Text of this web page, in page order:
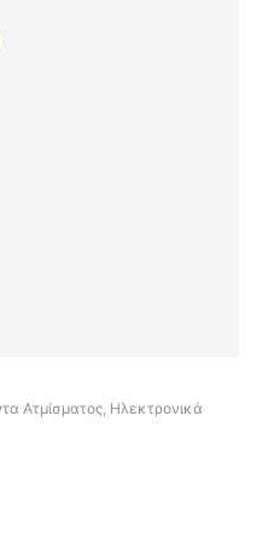
Ατμίσματος, Ηλεκτρονικά